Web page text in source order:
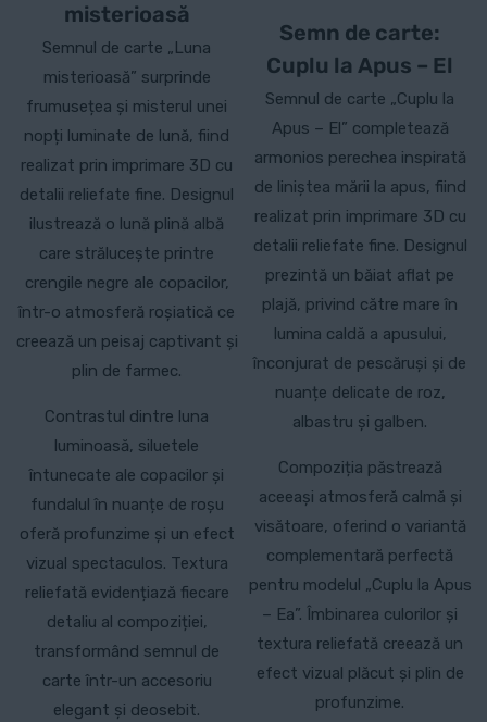
misterioasă
Semnul de carte „Luna
misterioasă” surprinde
frumusețea și misterul unei
nopți luminate de lună, fiind
realizat prin imprimare 3D cu
detalii reliefate fine. Designul
ilustrează o lună plină albă
care strălucește printre
crengile negre ale copacilor,
într-o atmosferă roșiatică ce
creează un peisaj captivant și
plin de farmec.
Contrastul dintre luna
luminoasă, siluetele
întunecate ale copacilor și
fundalul în nuanțe de roșu
oferă profunzime și un efect
vizual spectaculos. Textura
reliefată evidențiază fiecare
detaliu al compoziției,
transformând semnul de
carte într-un accesoriu
elegant și deosebit.
Semn de carte:
Cuplu la Apus – El
Semnul de carte „Cuplu la
Apus – El” completează
armonios perechea inspirată
de liniștea mării la apus, fiind
realizat prin imprimare 3D cu
detalii reliefate fine. Designul
prezintă un băiat aflat pe
plajă, privind către mare în
lumina caldă a apusului,
înconjurat de pescăruși și de
nuanțe delicate de roz,
albastru și galben.
Compoziția păstrează
aceeași atmosferă calmă și
visătoare, oferind o variantă
complementară perfectă
pentru modelul „Cuplu la Apus
– Ea”. Îmbinarea culorilor și
textura reliefată creează un
efect vizual plăcut și plin de
profunzime.